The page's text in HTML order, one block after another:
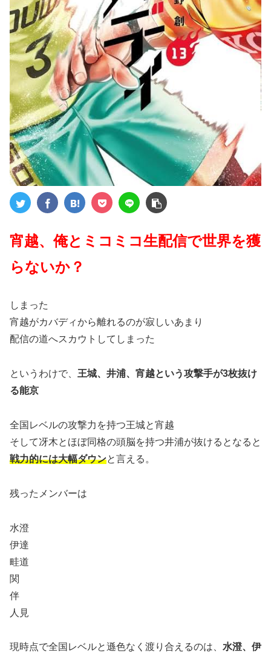
宵越、俺とミコミコ生配信で世界を獲
らないか？
しまった
宵越がカバディから離れるのが寂しいあまり
配信の道へスカウトしてしまった
というわけで、 王城、井浦、宵越という攻撃手が3枚抜け
る能京
全国レベルの攻撃力を持つ王城と宵越
そして冴木とほぼ同格の頭脳を持つ井浦が抜けるとなると
戦力的には大幅ダウンと言える。
残ったメンバーは
水澄
伊達
畦道
関
伴
人見
現時点で全国レベルと遜色なく渡り合えるのは、 水澄、伊